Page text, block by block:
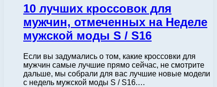
10 лучших кроссовок для
мужчин, отмеченных на Неделе
мужской моды S / S16
Если вы задумались о том, какие кроссовки для
мужчин самые лучшие прямо сейчас, не смотрите
дальше, мы собрали для вас лучшие новые модели
с недель мужской моды S / S16.…